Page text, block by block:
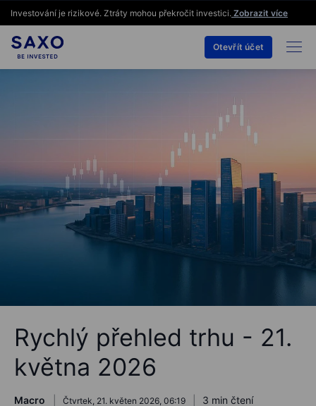
Investování je rizikové. Ztráty mohou překročit investici. Zobrazit více
Otevřít účet
Rychlý přehled trhu - 21.
května 2026
Macro Čtvrtek, 21. květen 2026, 06:19
3 min čtení